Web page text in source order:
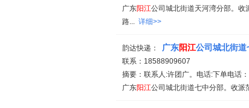
广东阳江公司城北街道天河湾分部。收
路... 详细>>
韵达快递： 广东阳江公司城北街道
联系：18588909607
摘要：联系人:许团广。电话:下单电话
广东阳江公司城北街道七中分部。收